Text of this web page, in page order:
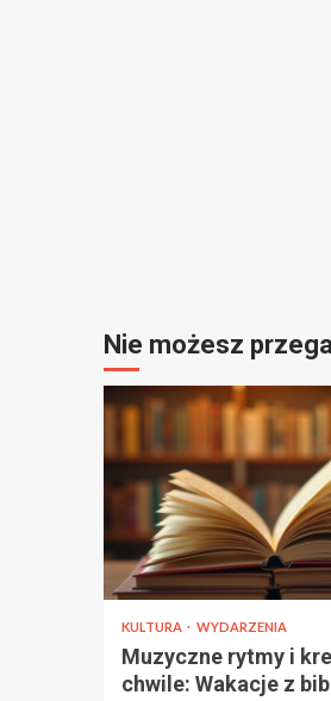
Nie możesz
KULTURA WYDARZENIA
Muzyczne rytmy i
chwile: Wakacje z